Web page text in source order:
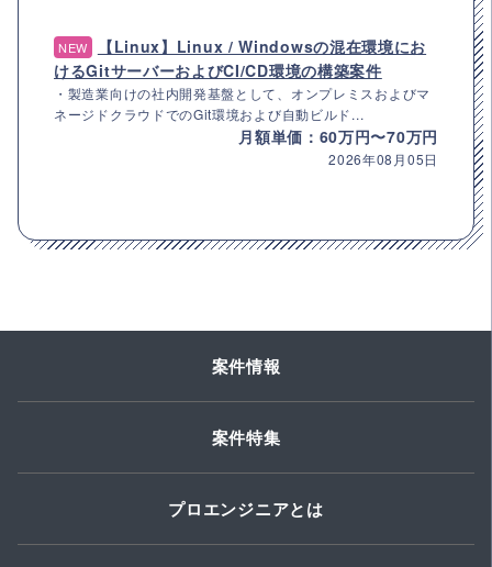
NEW
【Linux】Linux / Windowsの混在環境にお
けるGitサーバーおよびCI/CD環境の構築案件
・製造業向けの社内開発基盤として、オンプレミスおよびマ
ネージドクラウドでのGit環境および自動ビルド...
月額単価：60万円〜70万円
2026年08月05日
案件情報
案件特集
プロエンジニアとは